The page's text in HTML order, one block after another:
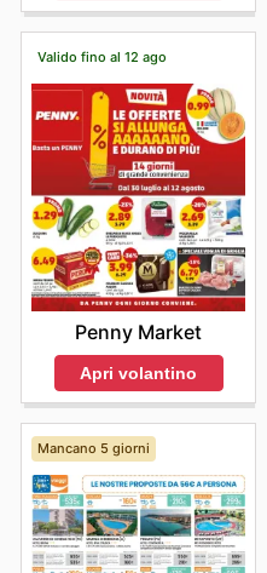
Valido fino al 12 ago
Penny Market
Apri volantino
Mancano 5 giorni